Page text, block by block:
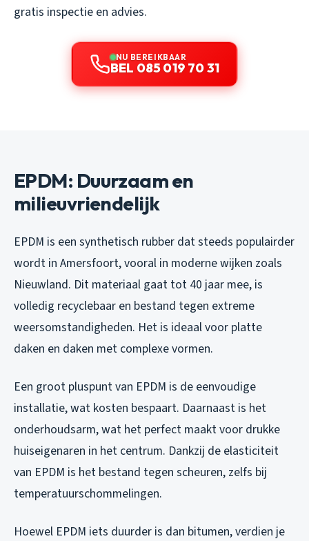
gratis inspectie en advies.
NU BEREIKBAAR
BEL 085 019 70 31
EPDM: Duurzaam en
milieuvriendelijk
EPDM is een synthetisch rubber dat steeds populairder
wordt in Amersfoort, vooral in moderne wijken zoals
Nieuwland. Dit materiaal gaat tot 40 jaar mee, is
volledig recyclebaar en bestand tegen extreme
weersomstandigheden. Het is ideaal voor platte
daken en daken met complexe vormen.
Een groot pluspunt van EPDM is de eenvoudige
installatie, wat kosten bespaart. Daarnaast is het
onderhoudsarm, wat het perfect maakt voor drukke
huiseigenaren in het centrum. Dankzij de elasticiteit
van EPDM is het bestand tegen scheuren, zelfs bij
temperatuurschommelingen.
Hoewel EPDM iets duurder is dan bitumen, verdien je